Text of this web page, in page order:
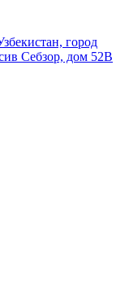
город
Себзор, дом 52В